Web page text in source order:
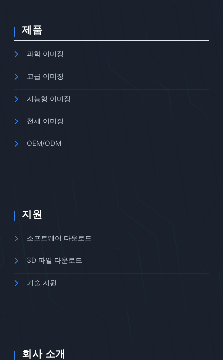
제품
과학 이미징
고급 이미징
지능형 이미징
천체 이미징
OEM/ODM
지원
소프트웨어 다운로드
3D 파일 다운로드
기술 지원
회사 소개